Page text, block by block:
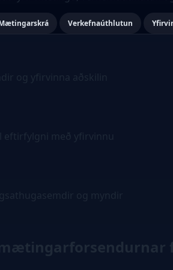
Verkefnaúthlutun
og yfirvinna aðskilin
með yfirvinnu
og myndir